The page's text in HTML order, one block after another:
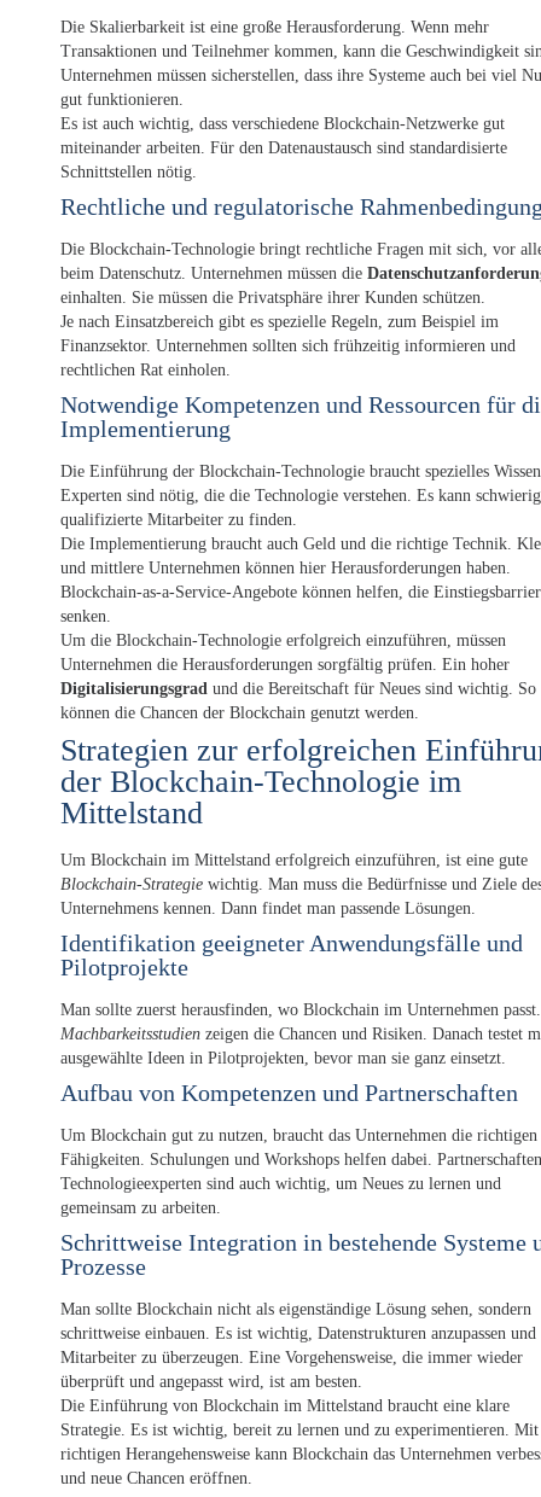
Die Skalierbarkeit ist eine große Herausforderung. Wenn mehr
Transaktionen und Teilnehmer kommen, kann die Geschwindigkeit
Unternehmen müssen sicherstellen, dass ihre Systeme auch bei viel
gut funktionieren.
Es ist auch wichtig, dass verschiedene Blockchain-Netzwerke gut
miteinander arbeiten. Für den Datenaustausch sind standardisierte
Schnittstellen nötig.
Rechtliche und regulatorische
Die Blockchain-Technologie bringt rechtliche Fragen mit sich, vor
beim Datenschutz. Unternehmen müssen die
einhalten. Sie müssen die Privatsphäre ihrer Kunden schützen.
Je nach Einsatzbereich gibt es spezielle Regeln, zum Beispiel im
Finanzsektor. Unternehmen sollten sich frühzeitig informieren und
rechtlichen Rat einholen.
Notwendige Kompetenzen und Ressourcen für
Implementierung
Die Einführung der Blockchain-Technologie braucht spezielles
Experten sind nötig, die die Technologie verstehen. Es kann
qualifizierte Mitarbeiter zu finden.
Die Implementierung braucht auch Geld und die richtige Technik.
und mittlere Unternehmen können hier Herausforderungen haben.
Blockchain-as-a-Service-Angebote können helfen, die
senken.
Um die Blockchain-Technologie erfolgreich einzuführen, müssen
Unternehmen die Herausforderungen sorgfältig prüfen. Ein hoher
Digitalisierungsgrad und die Bereitschaft für Neues sind wichtig. So
können die Chancen der Blockchain genutzt werden.
Strategien zur erfolgreichen
der Blockchain-Technologie im
Mittelstand
Um Blockchain im Mittelstand erfolgreich einzuführen, ist eine gute
Blockchain-Strategie wichtig. Man muss die Bedürfnisse und Ziele
Unternehmens kennen. Dann findet man passende Lösungen.
Identifikation geeigneter Anwendungsfälle und
Pilotprojekte
Man sollte zuerst herausfinden, wo Blockchain im Unternehmen passt.
Machbarkeitsstudien zeigen die Chancen und Risiken. Danach testet
ausgewählte Ideen in Pilotprojekten, bevor man sie ganz einsetzt.
Aufbau von Kompetenzen und Partnerschaften
Um Blockchain gut zu nutzen, braucht das Unternehmen die richtigen
Fähigkeiten. Schulungen und Workshops helfen dabei.
Technologieexperten sind auch wichtig, um Neues zu lernen und
gemeinsam zu arbeiten.
Schrittweise Integration in bestehende Systeme
Prozesse
Man sollte Blockchain nicht als eigenständige Lösung sehen, sondern
schrittweise einbauen. Es ist wichtig, Datenstrukturen anzupassen und
Mitarbeiter zu überzeugen. Eine Vorgehensweise, die immer wieder
überprüft und angepasst wird, ist am besten.
Die Einführung von Blockchain im Mittelstand braucht eine klare
Strategie. Es ist wichtig, bereit zu lernen und zu experimentieren.
richtigen Herangehensweise kann Blockchain das Unternehmen
und neue Chancen eröffnen.